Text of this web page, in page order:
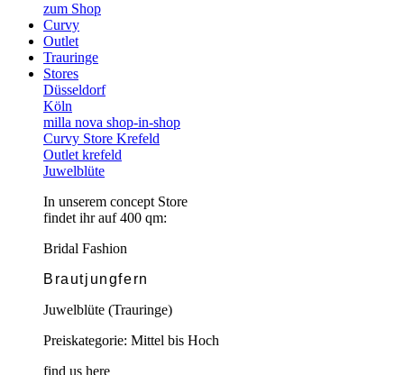
zum Shop
Curvy
Outlet
Trauringe
Stores
Düsseldorf
Köln
milla nova shop-in-shop
Curvy Store Krefeld
Outlet krefeld
Juwelblüte
In unserem concept Store
findet ihr auf 400 qm:
Bridal Fashion
Brautjungfern
Juwelblüte (Trauringe)
Preiskategorie: Mittel bis Hoch
find us here